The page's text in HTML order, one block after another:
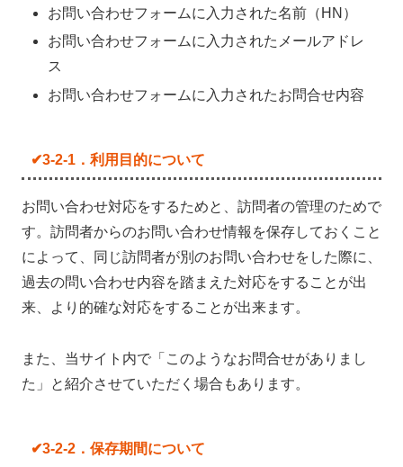
お問い合わせフォームに入力された名前（HN）
お問い合わせフォームに入力されたメールアドレ
ス
お問い合わせフォームに入力されたお問合せ内容
✔3-2-1．利用目的について
お問い合わせ対応をするためと、訪問者の管理のためで
す。訪問者からのお問い合わせ情報を保存しておくこと
によって、同じ訪問者が別のお問い合わせをした際に、
過去の問い合わせ内容を踏まえた対応をすることが出
来、より的確な対応をすることが出来ます。
また、当サイト内で「このようなお問合せがありまし
た」と紹介させていただく場合もあります。
✔3-2-2．保存期間について